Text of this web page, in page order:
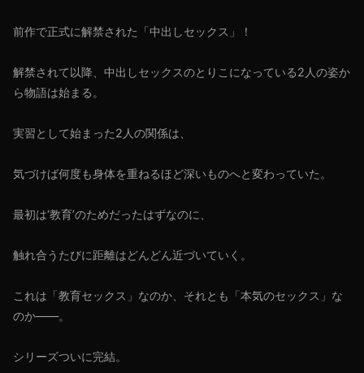
前作で正式に解禁された「中出しセックス」！
解禁されて以降、中出しセックスのとりこになっている2人の姿か
ら物語は始まる。
実習として始まった2人の関係は、
気づけば何度も身体を重ねるほど深いものへと変わっていた。
最初は‘教育’のためだったはずなのに、
触れ合うたびに距離はどんどん近づいていく。
これは「教育セックス」なのか、それとも「本気のセックス」な
のか――。
シリーズついに完結。